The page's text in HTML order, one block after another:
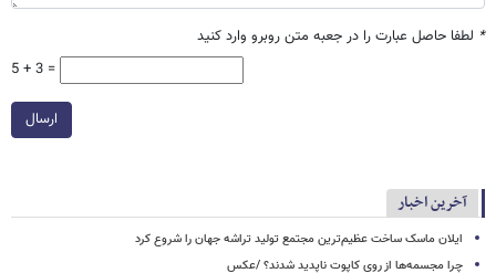
* لطفا حاصل عبارت را در جعبه متن روبرو وارد کنید
5 + 3 =
ارسال
آخرین اخبار
ایلان ماسک ساخت عظیم‌ترین مجتمع تولید تراشه جهان را شروع کرد
چرا مجسمه‌ها از روی کاپوت‌ ناپدید شدند؟ /عکس